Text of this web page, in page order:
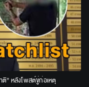
” หลังโพสต์ขู่ก่อเหตุ